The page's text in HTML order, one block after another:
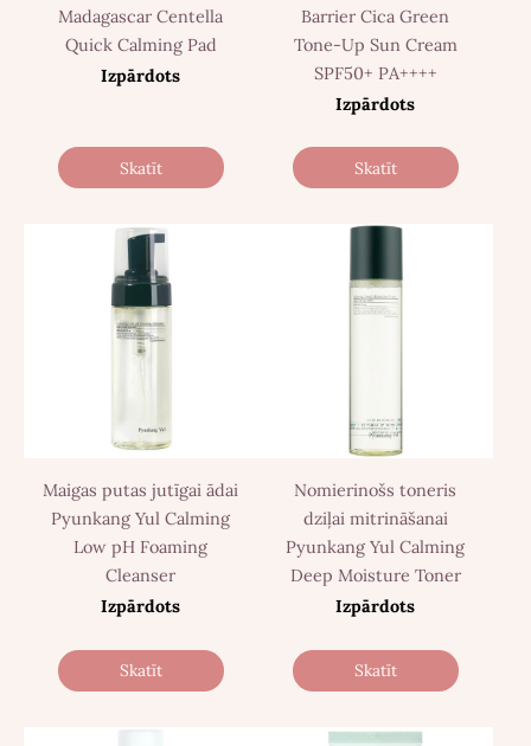
Madagascar Centella
Quick Calming Pad
Izpārdots
Skatīt
Barrier Cica Green
Tone-Up Sun Cream
SPF50+ PA++++
Izpārdots
Skatīt
Maigas putas jutīgai ādai
Pyunkang Yul Calming
Low pH Foaming
Cleanser
Izpārdots
Skatīt
Nomierinošs toneris
dziļai mitrināšanai
Pyunkang Yul Calming
Deep Moisture Toner
Izpārdots
Skatīt